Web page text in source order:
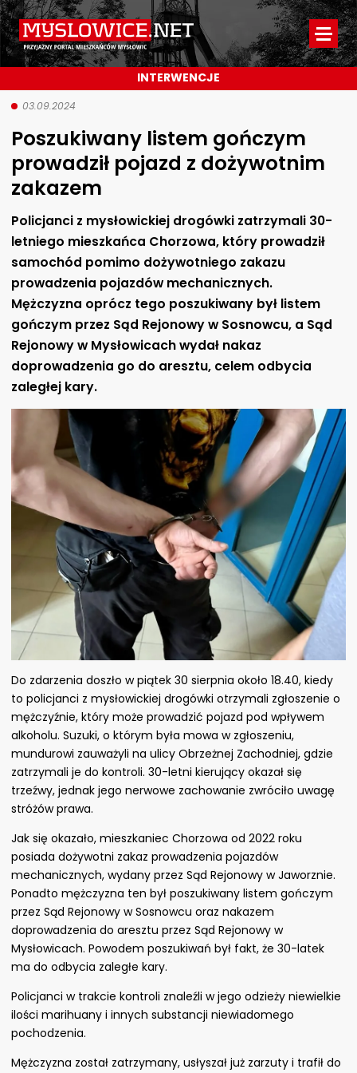
Myslowice.net
-
Przyjazny
portal
mieszkańców
Mysłowic
INTERWENCJE
03.09.2024
Poszukiwany listem gończym
prowadził pojazd z dożywotnim
zakazem
Policjanci z mysłowickiej drogówki zatrzymali 30-
letniego mieszkańca Chorzowa, który prowadził
samochód pomimo dożywotniego zakazu
prowadzenia pojazdów mechanicznych.
Mężczyzna oprócz tego poszukiwany był listem
gończym przez Sąd Rejonowy w Sosnowcu, a Sąd
Rejonowy w Mysłowicach wydał nakaz
doprowadzenia go do aresztu, celem odbycia
zaległej kary.
Do zdarzenia doszło w piątek 30 sierpnia około 18.40, kiedy
to policjanci z mysłowickiej drogówki otrzymali zgłoszenie o
mężczyźnie, który może prowadzić pojazd pod wpływem
alkoholu. Suzuki, o którym była mowa w zgłoszeniu,
mundurowi zauważyli na ulicy Obrzeżnej Zachodniej, gdzie
zatrzymali je do kontroli. 30-letni kierujący okazał się
trzeźwy, jednak jego nerwowe zachowanie zwróciło uwagę
stróżów prawa.
Jak się okazało, mieszkaniec Chorzowa od 2022 roku
posiada dożywotni zakaz prowadzenia pojazdów
mechanicznych, wydany przez Sąd Rejonowy w Jaworznie.
Ponadto mężczyzna ten był poszukiwany listem gończym
przez Sąd Rejonowy w Sosnowcu oraz nakazem
doprowadzenia do aresztu przez Sąd Rejonowy w
Mysłowicach. Powodem poszukiwań był fakt, że 30-latek
ma do odbycia zaległe kary.
Policjanci w trakcie kontroli znaleźli w jego odzieży niewielkie
ilości marihuany i innych substancji niewiadomego
pochodzenia.
Mężczyzna został zatrzymany, usłyszał już zarzuty i trafił do